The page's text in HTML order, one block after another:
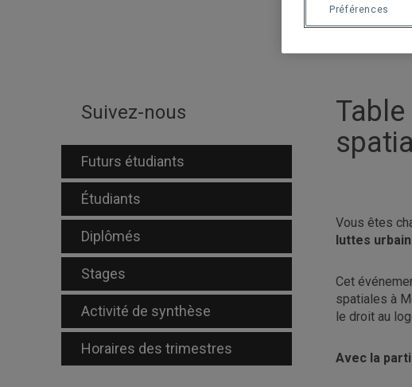
Suivez-nous
Futurs étudiants
Étudiants
Diplômés
Stages
Activité de synthèse
Horaires des trimestres
Vous êtes
luttes
Cet
spatiales à
le droit au
Avec la
Préférences